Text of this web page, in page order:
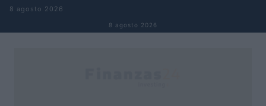
Saltar al contenido
8 agosto 2026
8 agosto 2026